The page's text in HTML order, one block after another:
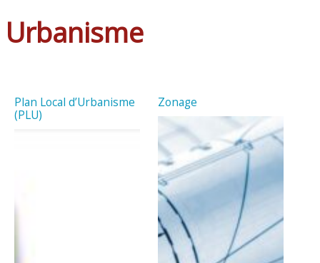
Urbanisme
Plan Local d’Urbanisme
(PLU)
Zonage